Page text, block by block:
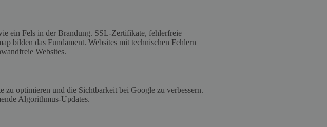
ein Fels in der Brandung. SSL-Zertifikate, fehlerfreie
bilden das Fundament. Websites mit technischen Fehlern
Websites.
zu optimieren und die Sichtbarkeit bei Google zu verbessern.
Algorithmus-Updates.